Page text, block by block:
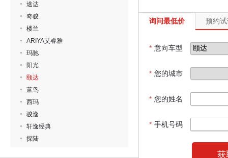
途达
奇骏
楼兰
ARIYA艾睿雅
玛驰
阳光
颐达
蓝鸟
西玛
骏逸
轩逸经典
探陆
询问最低价 预约
* 意向车型
* 您的城市
* 您的姓名
* 手机号码
获